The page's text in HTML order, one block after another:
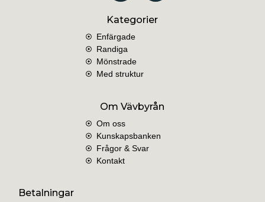
Kategorier
Enfärgade
Randiga
Mönstrade
Med struktur
Om Vävbyrån
Om oss
Kunskapsbanken
Frågor & Svar
Kontakt
Betalningar